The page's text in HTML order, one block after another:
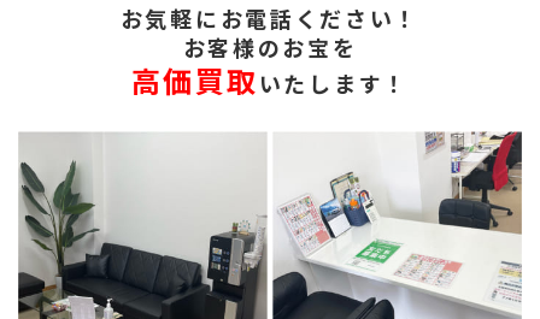
お気軽にお電話ください！
お客様のお宝を
高価買取 いたします！